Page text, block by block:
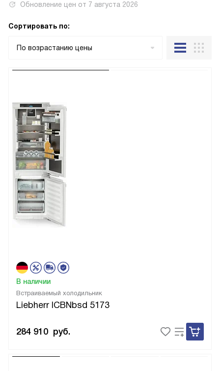
Обновление цен от 7 августа 2026
Сортировать по:
По возрастанию цены
Встраиваемый холодильник
Liebherr ICBNbsd 5173
В наличии
284 910 руб.